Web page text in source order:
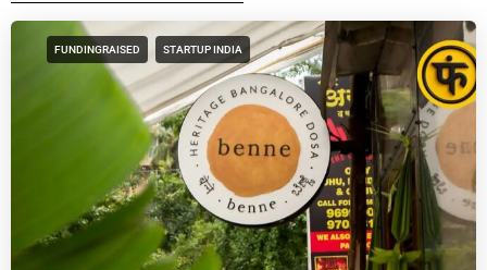
FUNDINGRAISED STARTUP INDIA